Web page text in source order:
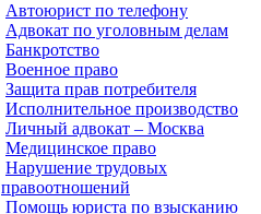
Автоюрист по телефону
Адвокат по уголовным делам
Банкротство
Военное право
Защита прав потребителя
Исполнительное производство
Личный адвокат – Москва
Медицинское право
Нарушение трудовых
правоотношений
Помощь юриста по взысканию